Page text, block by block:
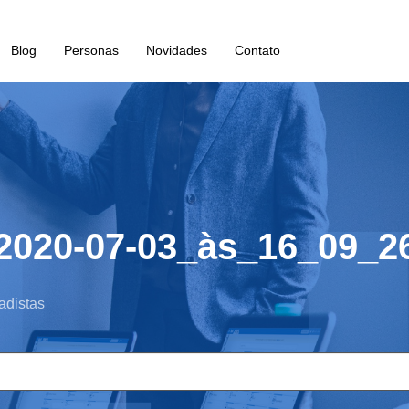
Blog Personas Novidades Contato
07-